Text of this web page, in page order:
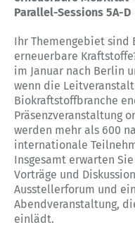
Parallel-Sessions 5A-D
Ihr Themengebiet sind
erneuerbare
im Januar nach Berlin
wenn die
Biokraftstoffbranche
Präsenzveranstaltung
werden mehr als 600
internationale
Insgesamt erwarten
Vorträge und
Ausstellerforum und
Abendveranstaltung,
einlädt.